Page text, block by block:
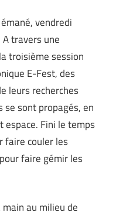
vendredi
travers une
troisième session
E-Fest, des
leurs recherches
sont propagés, en
espace. Fini le temps
faire couler les
faire gémir les
au milieu de